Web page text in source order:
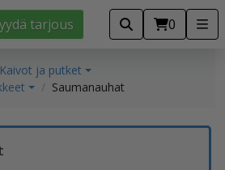
tarjous 0
Kaivot ja putket
Saumanauhat